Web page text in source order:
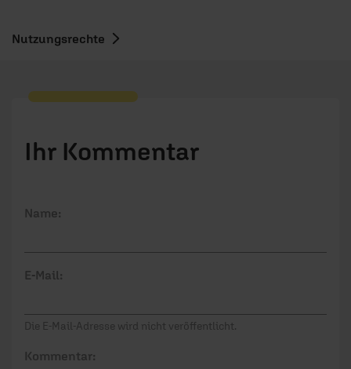
Nutzungsrechte
Ihr Kommentar
Name:
E-Mail:
Die E-Mail-Adresse wird nicht veröffentlicht.
Kommentar: